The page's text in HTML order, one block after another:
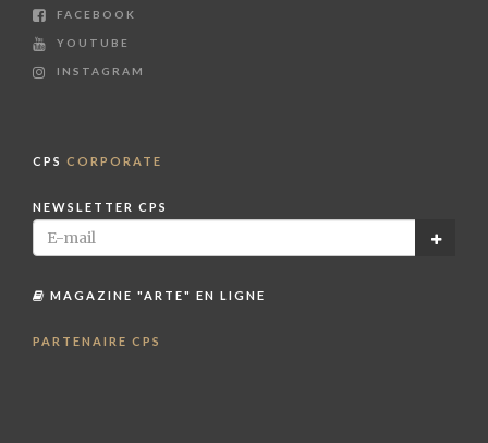
FACEBOOK
YOUTUBE
INSTAGRAM
CPS CORPORATE
NEWSLETTER CPS
MAGAZINE "ARTE" EN LIGNE
PARTENAIRE CPS